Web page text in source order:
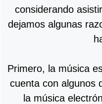
considerando
dejamos algunas
Primero, la música
cuenta con algunos
la música